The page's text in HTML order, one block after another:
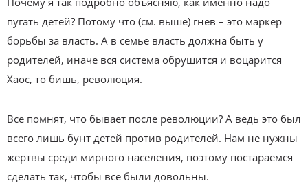
пугать детей? Потому что (см. выше) гнев – это маркер
борьбы за власть. А в семье власть должна быть у
родителей, иначе вся система обрушится и воцарится
Хаос, то бишь, революция.
Все помнят, что бывает после революции? А ведь это был
всего лишь бунт детей против родителей. Нам не нужны
жертвы среди мирного населения, поэтому постараемся
сделать так, чтобы все были довольны.